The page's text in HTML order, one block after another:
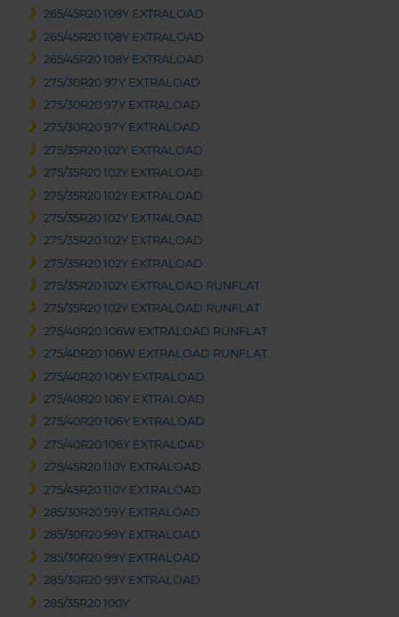
265/45R20 108Y EXTRALOAD
265/45R20 108Y EXTRALOAD
265/45R20 108Y EXTRALOAD
275/30R20 97Y EXTRALOAD
275/30R20 97Y EXTRALOAD
275/30R20 97Y EXTRALOAD
275/35R20 102Y EXTRALOAD
275/35R20 102Y EXTRALOAD
275/35R20 102Y EXTRALOAD
275/35R20 102Y EXTRALOAD
275/35R20 102Y EXTRALOAD
275/35R20 102Y EXTRALOAD
275/35R20 102Y EXTRALOAD RUNFLAT
275/35R20 102Y EXTRALOAD RUNFLAT
275/40R20 106W EXTRALOAD RUNFLAT
275/40R20 106W EXTRALOAD RUNFLAT
275/40R20 106Y EXTRALOAD
275/40R20 106Y EXTRALOAD
275/40R20 106Y EXTRALOAD
275/40R20 106Y EXTRALOAD
275/45R20 110Y EXTRALOAD
275/45R20 110Y EXTRALOAD
285/30R20 99Y EXTRALOAD
285/30R20 99Y EXTRALOAD
285/30R20 99Y EXTRALOAD
285/30R20 99Y EXTRALOAD
285/35R20 100Y